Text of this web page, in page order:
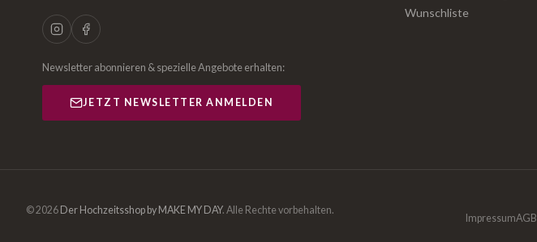
Newsletter abonnieren & spezielle Angebote erhalten:
JETZT NEWSLETTER ANMELDEN
Wunschliste
© 2026 Der Hochzeitsshop by MAKE MY DAY. Alle Rechte vorbehalten.
ImpressumAGB